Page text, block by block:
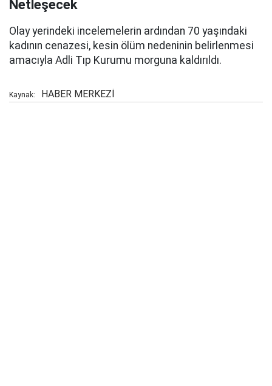
Netleşecek
Olay yerindeki incelemelerin ardından 70 yaşındaki
kadının cenazesi, kesin ölüm nedeninin belirlenmesi
amacıyla Adli Tıp Kurumu morguna kaldırıldı.
Kaynak: HABER MERKEZİ